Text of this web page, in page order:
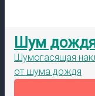
Шум
Шумогасящая
от шума дождя